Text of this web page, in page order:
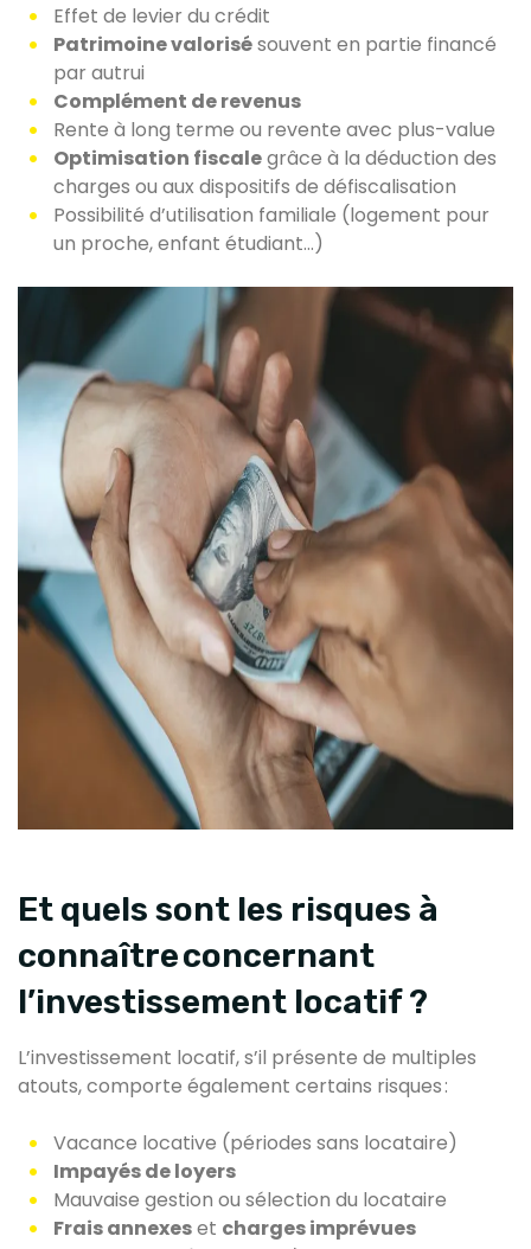
Effet de levier du crédit
Patrimoine valorisésouvent en partie financé
par autrui
Complément de revenus
Rente à long terme ou revente avec plus-value
Optimisation fiscalegrâce à la déduction des
charges ou aux dispositifs de défiscalisation
Possibilité d’utilisation familiale (logement pour
un proche, enfant étudiant…)
Et quels sont les risques à
connaître concernant
l’investissement locatif ?
L’investissement locatif, s’il présente de multiples
atouts, comporte également certains risques :
Vacance locative (périodes sans locataire)
Impayés de loyers
Mauvaise gestion ou sélection du locataire
Frais annexeset charges imprévues